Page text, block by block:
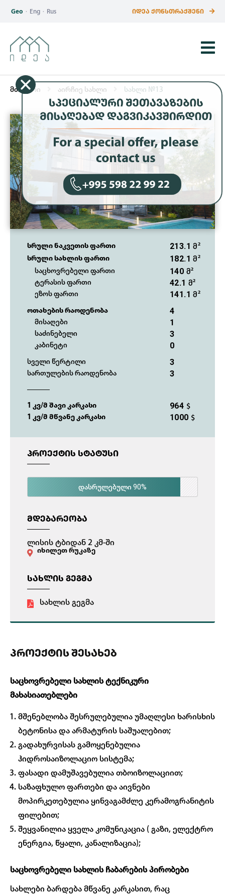
Geo · Eng · Rus ᲘᲓᲔᲐ ᲥᲝᲜᲡᲗᲠᲐᲥᲨᲔᲜᲘ
მთავარი აირჩიე სახლი სახლი №13
სრული ნაკვეთის ფართი 213.1მ²
სრული სახლის ფართი 182.1მ²
საცხოვრებელი ფართი 140 მ²
ტერასის ფართი 42.1 მ²
ეზოს ფართი 141.1მ²
ოთახების რაოდენობა 4
მისაღები 1
საძინებელი 3
კაბინეტი 0
სველი წერტილი 3
სართულების რაოდენობა 3
1 კვ/მ შავი კარკასი 964 $
1 კვ/მ მწვანე კარკასი 1000 $
ᲞᲠᲝᲔᲥᲢᲘᲡ ᲡᲢᲐᲢᲣᲡᲘ
დასრულებული 90%
ᲛᲓᲔᲑᲐᲠᲔᲝᲑᲐ
ლისის ტბიდან 2 კმ-ში
იხილეთ რუკაზე
ᲡᲐᲮᲚᲘᲡ ᲒᲔᲒᲛᲐ
სახლის გეგმა
ᲞᲠᲝᲔᲥᲢᲘᲡ ᲨᲔᲡᲐᲮᲔᲑ
საცხოვრებელი სახლის ტექნიკური
მახასიათებლები
მშენებლობა შესრულებულია უმაღლესი ხარისხის
ბეტონისა და არმატურის საშუალებით;
გადახურვისას გამოყენებულია
ჰიდროსაიზოლაციო სისტემა;
ფასადი დამუშავებულია თბოიზოლაციით;
საზაფხულო ფართები და აივნები
მოპირკეთებულია ყინვაგამძლე კერამოგრანიტის
ფილებით;
შეყვანილია ყველა კომუნიკაცია ( გაზი, ელექტრო
ენერგია, წყალი, კანალიზაცია);
საცხოვრებელი სახლის ჩაბარების პირობები
სახლები ბარდება მწვანე კარკასით, რაც